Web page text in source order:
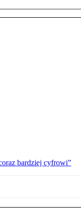
bardziej cyfrowi”